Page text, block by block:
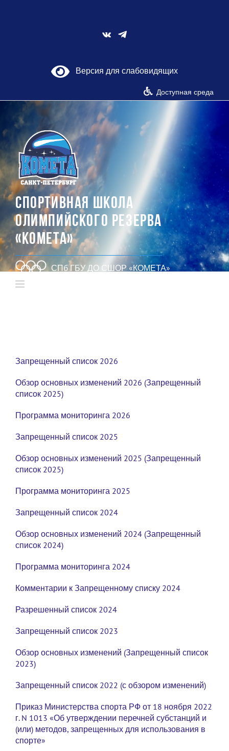
Vk
Версия для слабовидящих
Доступная среда
СПОРТИВНАЯ ШКОЛА
ОЛИМПИЙСКОГО РЕЗЕРВА
«КОМЕТА»
СПб ГБУ ДО СШОР «КОМЕТА»
Запрещенный список 2026
Обзор основных изменений 2026 (Запрещенный
список 2025)
Программа мониторинга 2026
Запрещенный список 2025
Обзор основных изменений 2025 (Запрещенный
список 2025)
Программа мониторинга 2025
Запрещенный список 2024
Обзор основных изменений 2024 (Запрещенный
список 2024)
Программа мониторинга 2024
Комментарии к Запрещенному списку 2024
Разрешенный список 2024
Запрещенный список 2023
Обзор основных изменений (Запрещенный список
2023)
Запрещенный список 2022 (с обзором изменений)
Приказ Министерства спорта РФ от 18 ноября 2022
г. N 1013 «Об утверждении перечней субстанций и
(или) методов, запрещенных для использования в
спорте»